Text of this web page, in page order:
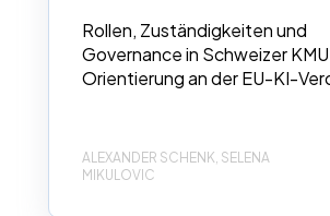
Rollen, Zuständigkeiten und
Governance in Schweizer
Orientierung an der EU-KI-
ALEXANDER SCHENK, SELENA
MIKULOVIC